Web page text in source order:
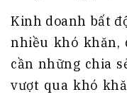
Kinh doanh bất
nhiều khó khăn,
cần những chia
vượt qua khó